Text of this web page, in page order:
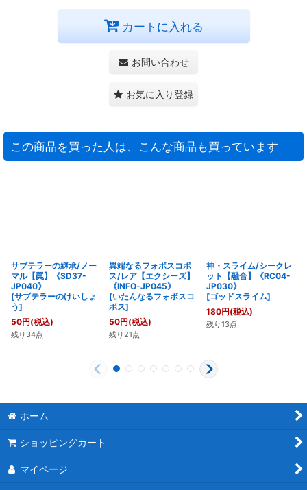
カートに入れる
お問い合わせ
お気に入り登録
この商品を買った人は、こんな商品も買っています
サブテラーの継承/ノー
マル【罠】《SD37-
JP040》
[サブテラーのけいしょ
う]
50円(税込)
残り34点
異端なるフォボスコボ
ス/レア【エクシーズ】
《INFO-JP045》
[いたんなるフォボスコ
ボス]
50円(税込)
残り21点
神・スライム/シークレ
ット【融合】《RC04-
JP030》
[ゴッドスライム]
180円(税込)
残り13点
ホーム
ショッピングカート
マイページ